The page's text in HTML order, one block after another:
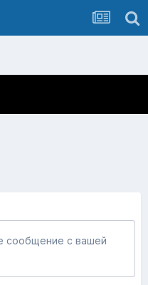
сообщение с вашей